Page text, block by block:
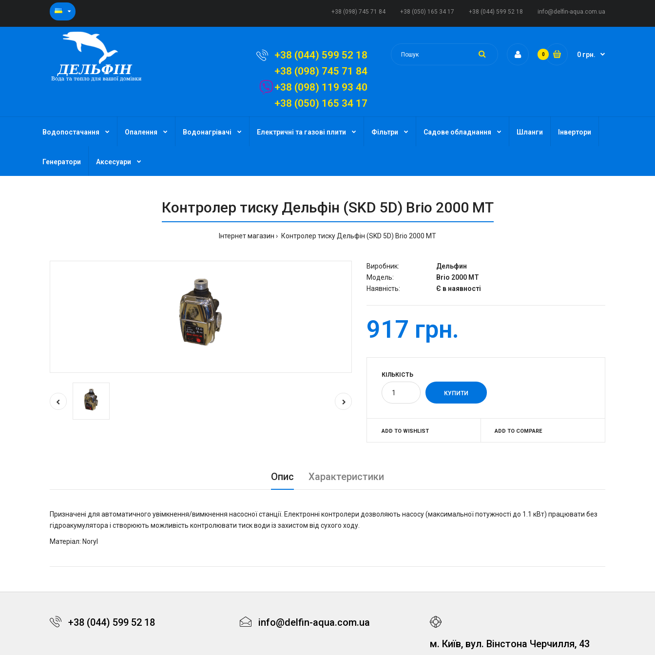
+38 (098) 745 71 84 +38 (050) 165 34 17 +38 (044) 599 52 18 info@delfin-aqua.com.ua
+38 (044) 599 52 18
+38 (098) 745 71 84
+38 (098) 119 93 40
+38 (050) 165 34 17
0 0 грн.
Водопостачання Опалення Водонагрівачі Електричні та газові плити Фільтри Садове обладнання Шланги Інвертори
Генератори Аксесуари
Контролер тиску Дельфін (SKD 5D) Brio 2000 MT
Інтернет магазин Контролер тиску Дельфін (SKD 5D) Brio 2000 MT
Виробник:
Дельфин
Модель:
Brio 2000 MT
Наявність:
Є в наявності
917 грн.
КІЛЬКІСТЬ
ADD TO WISHLIST ADD TO COMPARE
Опис Характеристики
Призначені для автоматичного увімкнення/вимкнення насосної станції. Електронні контролери дозволяють насосу (максимальної потужності до 1.1 кВт) працювати без
гідроакумулятора і створюють можливість контролювати тиск води із захистом від сухого ходу.
Матеріал: Noryl
+38 (044) 599 52 18
info@delfin-aqua.com.ua
м. Київ, вул. Вінстона Черчилля, 43